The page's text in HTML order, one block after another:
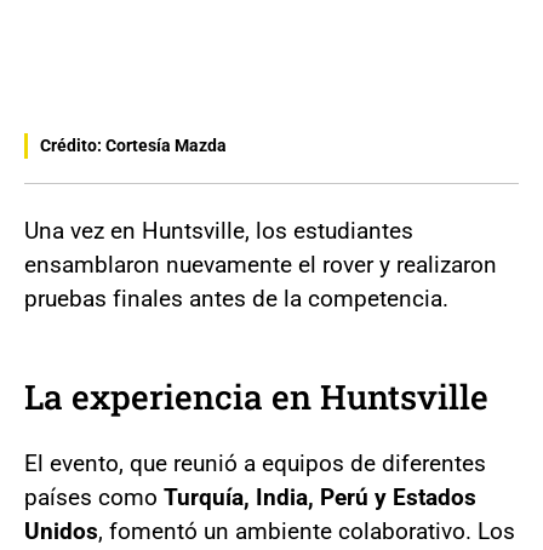
Crédito: Cortesía Mazda
Una vez en Huntsville, los estudiantes
ensamblaron nuevamente el rover y realizaron
pruebas finales antes de la competencia.
La experiencia en Huntsville
El evento, que reunió a equipos de diferentes
países como Turquía, India, Perú y Estados
Unidos, fomentó un ambiente colaborativo. Los